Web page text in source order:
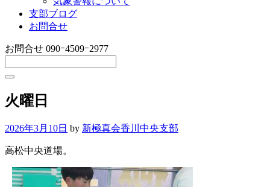
支部ブログ
お問合せ
お問合せ 090ｰ4509ｰ2977
火曜日
2026年3月10日 by 新極真会香川中央支部
高松中央道場。